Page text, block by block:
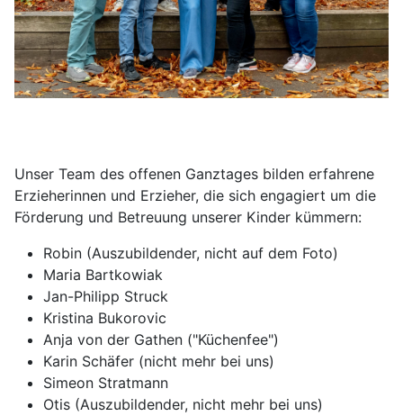
Unser Team des offenen Ganztages bilden erfahrene
Erzieherinnen und Erzieher, die sich engagiert um die
Förderung und Betreuung unserer Kinder kümmern:
Robin (Auszubildender, nicht auf dem Foto)
Maria Bartkowiak
Jan-Philipp Struck
Kristina Bukorovic
Anja von der Gathen ("Küchenfee")
Karin Schäfer (nicht mehr bei uns)
Simeon Stratmann
Otis (Auszubildender, nicht mehr bei uns)